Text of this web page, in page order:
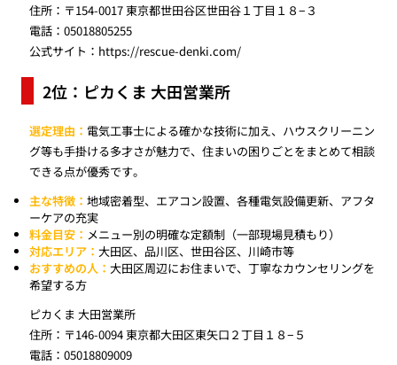
住所：〒154-0017 東京都世田谷区世田谷１丁目１８−３
電話：05018805255
公式サイト： https://rescue-denki.com/
2位：ピカくま 大田営業所
選定理由： 電気工事士による確かな技術に加え、ハウスクリーニン
グ等も手掛ける多才さが魅力で、住まいの困りごとをまとめて相談
できる点が優秀です。
主な特徴：地域密着型、エアコン設置、各種電気設備更新、アフタ
ーケアの充実
料金目安： メニュー別の明確な定額制（一部現場見積もり）
対応エリア：大田区、品川区、世田谷区、川崎市等
おすすめの人：大田区周辺にお住まいで、丁寧なカウンセリングを
希望する方
ピカくま 大田営業所
住所：〒146-0094 東京都大田区東矢口２丁目１８−５
電話：05018809009